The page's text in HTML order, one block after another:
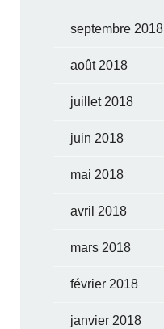
septembre 2018
août 2018
juillet 2018
juin 2018
mai 2018
avril 2018
mars 2018
février 2018
janvier 2018